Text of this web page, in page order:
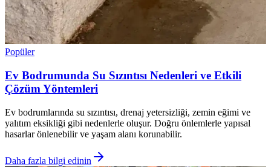
Popüler
Ev Bodrumunda Su Sızıntısı Nedenleri ve Etkili
Çözüm Yöntemleri
Ev bodrumlarında su sızıntısı, drenaj yetersizliği, zemin eğimi ve
yalıtım eksikliği gibi nedenlerle oluşur. Doğru önlemlerle yapısal
hasarlar önlenebilir ve yaşam alanı korunabilir.
Daha fazla bilgi edinin